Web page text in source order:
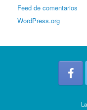
Feed de comentarios
WordPress.org